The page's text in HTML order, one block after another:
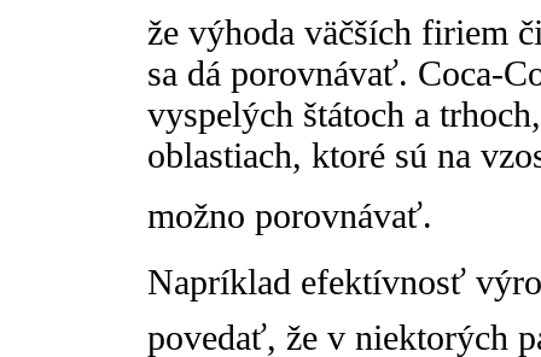
že výhoda väčších firiem
sa dá porovnávať. Coca-
vyspelých štátoch a
oblastiach, ktoré sú na
možno porovnávať.
Napríklad efektívnosť
povedať, že v niektorých